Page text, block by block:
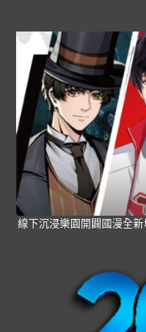
線下沉浸樂園開闢國漫全